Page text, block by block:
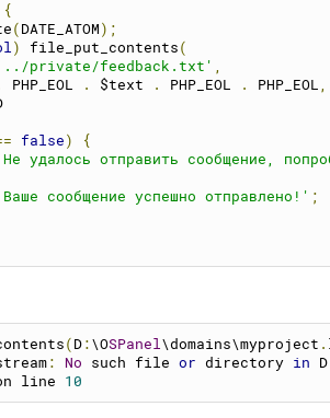
{
( DATE_ATOM );
) file_put_contents (
private/feedback.txt'
PHP_EOL . $text . PHP_EOL . PHP_EOL
false )
{
удалось отправить сообщение,
сообщение успешно отправлено!' ;
: center">
связи
!== null): ?>
( D : \OSPanel \domains\myproject .
: No such file or directory in D
line 10